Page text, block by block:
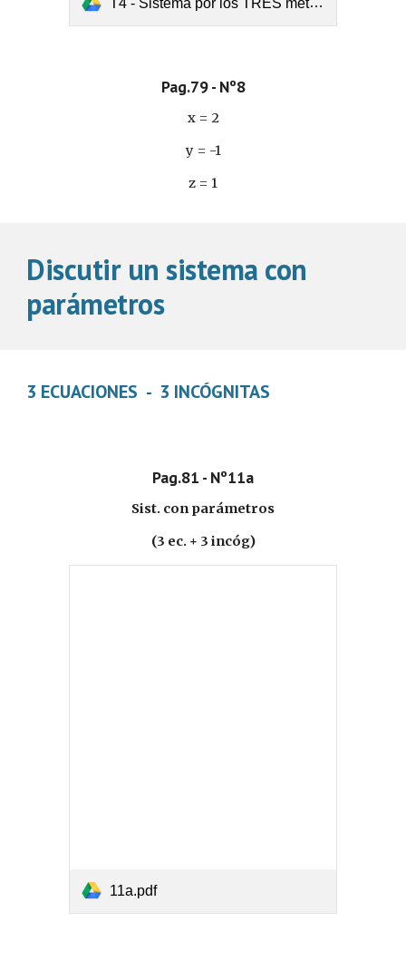
T4 - Sistema por los TRES métodos(1).pdf
Pag.79 - Nº8
x = 2
y = -1
z = 1
Discutir un sistema con
parámetros
3 ECUACIONES  -  3 INCÓGNITAS
Pag.81 - Nº11a
Sist. con parámetros
(3 ec. + 3 incóg)
11a.pdf